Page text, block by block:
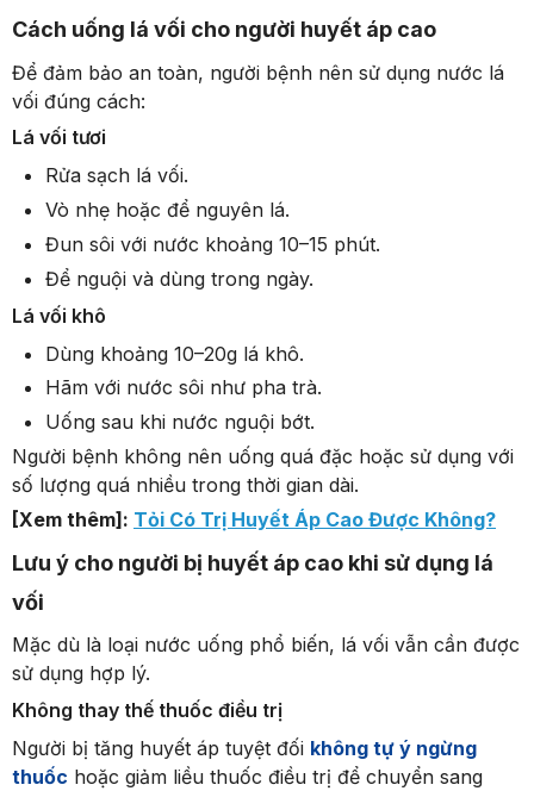
Xem giỏ hàng Thanh toán
Cách uống lá vối cho người huyết áp cao
Để đảm bảo an toàn, người bệnh nên sử dụng nước lá
vối đúng cách:
Lá vối tươi
Rửa sạch lá vối.
Vò nhẹ hoặc để nguyên lá.
Đun sôi với nước khoảng 10–15 phút.
Để nguội và dùng trong ngày.
Lá vối khô
Dùng khoảng 10–20g lá khô.
Hãm với nước sôi như pha trà.
Uống sau khi nước nguội bớt.
Người bệnh không nên uống quá đặc hoặc sử dụng với
số lượng quá nhiều trong thời gian dài.
[Xem thêm]: Tỏi Có Trị Huyết Áp Cao Được Không?
Lưu ý cho người bị huyết áp cao khi sử dụng lá
vối
Mặc dù là loại nước uống phổ biến, lá vối vẫn cần được
sử dụng hợp lý.
Không thay thế thuốc điều trị
Người bị tăng huyết áp tuyệt đối không tự ý ngừng
thuốc hoặc giảm liều thuốc điều trị để chuyển sang